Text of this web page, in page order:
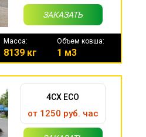
ЗАКАЗАТЬ
Масса:
8139 кг
Объем ковша:
1 м3
4CX ECO
от 1250 руб. час